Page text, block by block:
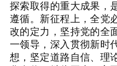
探索取得的重大成果，
遵循。新征程上，全党
改的定力，坚持党的全
一领导，深入贯彻新时
想，坚定道路自信、理